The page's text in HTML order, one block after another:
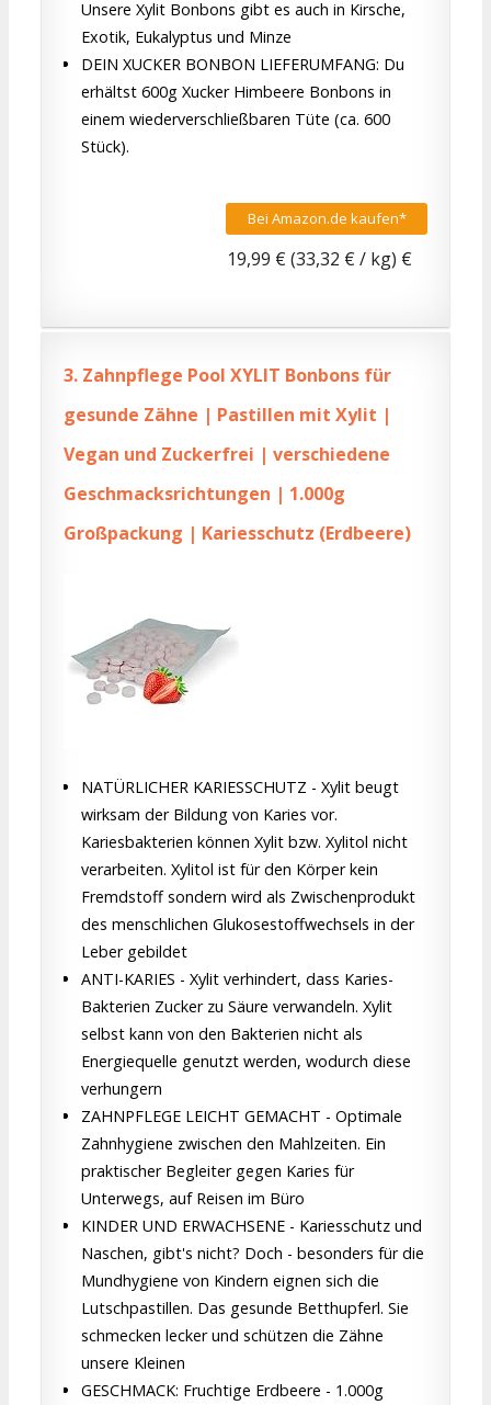
Unsere Xylit Bonbons gibt es auch in Kirsche,
Exotik, Eukalyptus und Minze
DEIN XUCKER BONBON LIEFERUMFANG: Du
erhältst 600g Xucker Himbeere Bonbons in
einem wiederverschließbaren Tüte (ca. 600
Stück).
Bei Amazon.de kaufen*
19,99 € (33,32 € / kg) €
3. Zahnpflege Pool XYLIT Bonbons für
gesunde Zähne | Pastillen mit Xylit |
Vegan und Zuckerfrei | verschiedene
Geschmacksrichtungen | 1.000g
Großpackung | Kariesschutz (Erdbeere)
NATÜRLICHER KARIESSCHUTZ - Xylit beugt
wirksam der Bildung von Karies vor.
Kariesbakterien können Xylit bzw. Xylitol nicht
verarbeiten. Xylitol ist für den Körper kein
Fremdstoff sondern wird als Zwischenprodukt
des menschlichen Glukosestoffwechsels in der
Leber gebildet
ANTI-KARIES - Xylit verhindert, dass Karies-
Bakterien Zucker zu Säure verwandeln. Xylit
selbst kann von den Bakterien nicht als
Energiequelle genutzt werden, wodurch diese
verhungern
ZAHNPFLEGE LEICHT GEMACHT - Optimale
Zahnhygiene zwischen den Mahlzeiten. Ein
praktischer Begleiter gegen Karies für
Unterwegs, auf Reisen im Büro
KINDER UND ERWACHSENE - Kariesschutz und
Naschen, gibt's nicht? Doch - besonders für die
Mundhygiene von Kindern eignen sich die
Lutschpastillen. Das gesunde Betthupferl. Sie
schmecken lecker und schützen die Zähne
unsere Kleinen
GESCHMACK: Fruchtige Erdbeere - 1.000g